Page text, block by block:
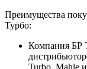
Преимущества
Турбо:
Компания БР
Turbo, Mahle